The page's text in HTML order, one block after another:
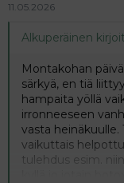
11.05.2026
Alkuperäinen
Montakohan
särkyä, en tiä
hampaita yöllä
irronneeseen
vasta heinäkuulle.
vaikuttais
tulehdus esim.
kyllä jo jotain